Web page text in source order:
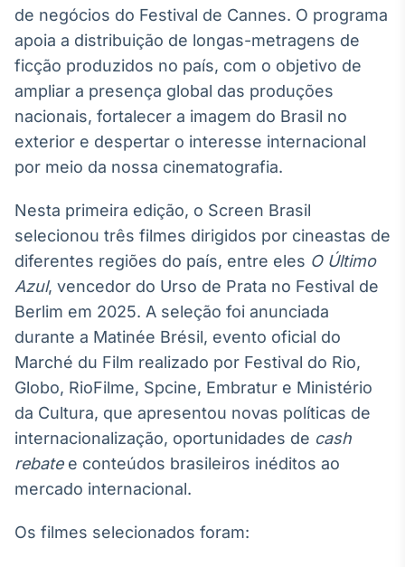
integração de
conteúdos e
dados
Broadcast
Ticker
Cotações e
headlines de
notícias
Broadcast
Widgets
Componentes
para conteúdos e
funcionalidades
Broadcast
Wallboard
dados para
displays e telas
Curadoria de
de negócios do Festival de Cannes. O programa
apoia a distribuição de longas-metragens de
ficção produzidos no país, com o objetivo de
ampliar a presença global das produções
nacionais, fortalecer a imagem do Brasil no
exterior e despertar o interesse internacional
por meio da nossa cinematografia.
Nesta primeira edição, o Screen Brasil
selecionou três filmes dirigidos por cineastas de
diferentes regiões do país, entre eles O Último
Azul, vencedor do Urso de Prata no Festival de
Berlim em 2025. A seleção foi anunciada
durante a Matinée Brésil, evento oficial do
Marché du Film realizado por Festival do Rio,
Globo, RioFilme, Spcine, Embratur e Ministério
da Cultura, que apresentou novas políticas de
internacionalização, oportunidades de cash
rebate e conteúdos brasileiros inéditos ao
mercado internacional.
Os filmes selecionados foram: